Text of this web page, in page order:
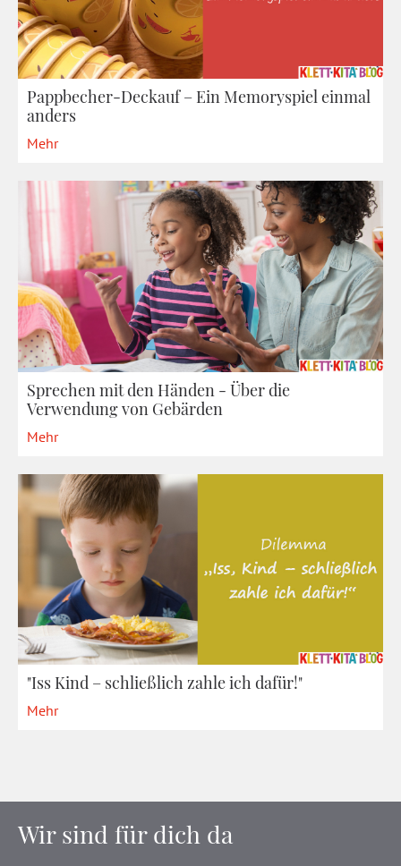
Pappbecher-Deckauf – Ein Memoryspiel einmal
anders
Mehr
Sprechen mit den Händen - Über die
Verwendung von Gebärden
Mehr
"Iss Kind – schließlich zahle ich dafür!"
Mehr
Wir sind für dich da